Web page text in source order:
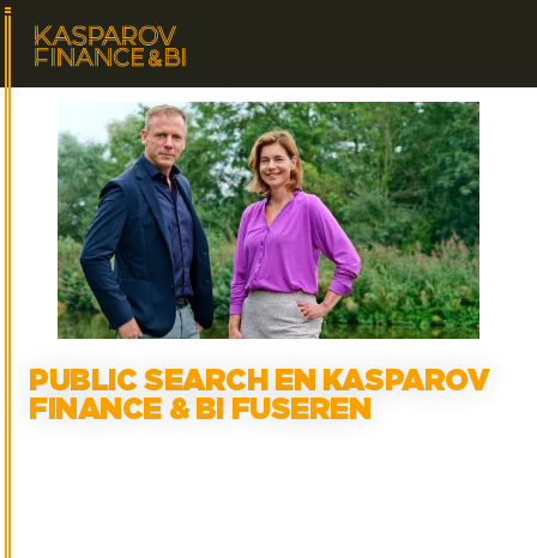
PUBLIC SEARCH EN KASPAROV
FINANCE & BI FUSEREN